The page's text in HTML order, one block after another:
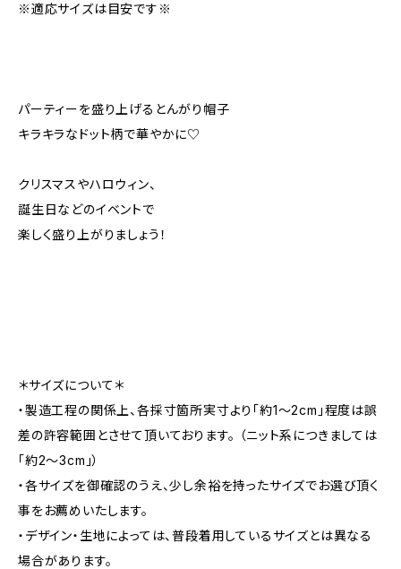
※適応サイズは目安です※
パーティーを盛り上げるとんがり帽子
キラキラなドット柄で華やかに♡
クリスマスやハロウィン、
誕生日などのイベントで
楽しく盛り上がりましょう！
＊サイズについて＊
・製造工程の関係上、各採寸箇所実寸より「約1～2cm」程度は誤
差の許容範囲とさせて頂いております。 （ニット系につきましては
「約2～3cm」）
・各サイズを御確認のうえ、少し余裕を持ったサイズでお選び頂く
事をお薦めいたします。
・デザイン・生地によっては、普段着用しているサイズとは異なる
場合があります。